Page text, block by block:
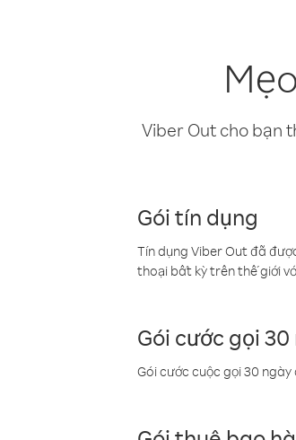
Viber Out cho bạn
Gói tín dụng
Tín dụng Viber Out đã
thoại bất kỳ trên thế giới
Gói cước gọi
Gói cước cuộc gọi 30